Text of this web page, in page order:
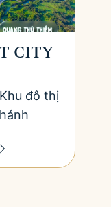
CITY
đô thị